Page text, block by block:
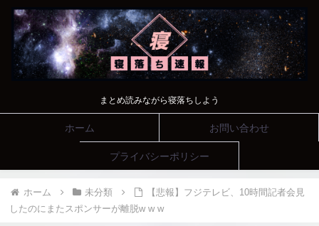
まとめ読みながら寝落ちしよう
ホーム お問い合わせ
プライバシーポリシー
ホーム 未分類
【悲報】フジテレビ、10時間記者会見
したのにまたスポンサーが離脱w w w